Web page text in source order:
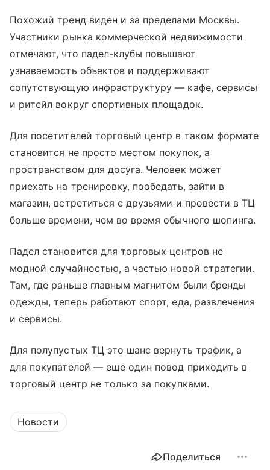
Похожий тренд виден и за пределами Москвы.
Участники рынка коммерческой недвижимости
отмечают, что падел-клубы повышают
узнаваемость объектов и поддерживают
сопутствующую инфраструктуру — кафе, сервисы
и ритейл вокруг спортивных площадок.
Для посетителей торговый центр в таком формате
становится не просто местом покупок, а
пространством для досуга. Человек может
приехать на тренировку, пообедать, зайти в
магазин, встретиться с друзьями и провести в ТЦ
больше времени, чем во время обычного шопинга.
Падел становится для торговых центров не
модной случайностью, а частью новой стратегии.
Там, где раньше главным магнитом были бренды
одежды, теперь работают спорт, еда, развлечения
и сервисы.
Для полупустых ТЦ это шанс вернуть трафик, а
для покупателей — еще один повод приходить в
торговый центр не только за покупками.
Новости
Поделиться